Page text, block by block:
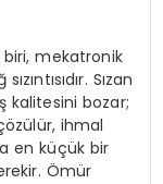
biri, mekatronik
Sızan
kalitesini bozar;
ihmal
en küçük bir
Ömür